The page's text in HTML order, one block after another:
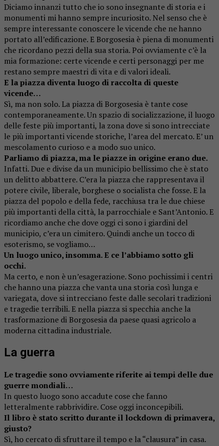
Diciamo innanzi tutto che io sono insegnante di storia e i
monumenti mi hanno sempre incuriosito. Nel senso che è
sempre interessante conoscere le vicende che ne hanno
portato all’edificazione. E Borgosesia è piena di monumenti
che ricordano pezzi della sua storia. Poi ovviamente c’è la
mia formazione: certe vicende e certi personaggi per me
restano sempre maestri di vita e di valori ideali.
E la piazza diventa luogo di raccolta di queste
vicende…
Sì, ma non solo. La piazza di Borgosesia è tante cose
contemporaneamente. Un spazio di socializzazione, il luogo
delle feste più importanti, la zona dove si sono intrecciate
le più importanti vicende storiche, l’area del mercato. E’ un
mescolamento curioso e a modo suo unico.
Parliamo di piazza, ma le piazze in origine erano due.
Infatti. Due e divise da un municipio bellissimo che è stato
un delitto abbattere. C’era la piazza che rappresentava il
potere civile, liberale, borghese o socialista che fosse. E la
piazza del popolo e della fede, racchiusa tra le due chiese
più importanti della città, la parrocchiale e Sant’Antonio. E
ricordiamo anche che dove oggi ci sono i giardini del
municipio, c’era un cimitero. Quindi anche un tocco di
esoterismo, se vogliamo…
Un luogo unico, insomma. E ce l’abbiamo sotto gli
occhi.
Ma certo, e non è un’esagerazione. Sono pochissimi i centri
che hanno una piazza che vanta una storia così lunga e
variegata, dove si intrecciano feste dalle secolari tradizioni
e tragedie terribili. E nella piazza si specchia anche la
trasformazione di Borgosesia da paese quasi agricolo a
moderna cittadina industriale.
La guerra
Le tragedie sono ovviamente riferite ai tempi delle due
guerre mondiali…
In questo luogo sono accadute cose che fanno
letteralmente rabbrividire. Cose oggi inconcepibili.
Il libro è stato scritto durante il lockdown di primavera,
giusto?
Sì, ho cercato di sfruttare il tempo e la “clausura” in casa.